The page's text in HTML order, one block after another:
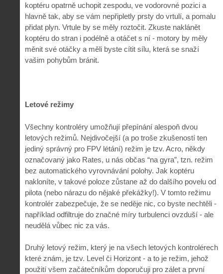
koptéru opatrně uchopit zespodu, ve vodorovné pozici a
hlavně tak, aby se vám nepřipletly prsty do vrtulí, a pomalu
přidat plyn. Vrtule by se měly roztočit. Zkuste naklánět
koptéru do stran i podélně a otáčet s ní - motory by měly
měnit své otáčky a měli byste cítit sílu, která se snaží
vašim pohybům bránit.
Letové režimy
Všechny kontroléry umožňují přepínání alespoň dvou
letových režimů. Nejdivočejší (a po troše zkušeností ten
jediný správný pro FPV létání) režim je tzv. Acro, někdy
označovaný jako Rates, u nás občas “na gyra”, tzn. režim
bez automatického vyrovnávání polohy. Jak koptéru
nakloníte, v takové poloze zůstane až do dalšího povelu od
pilota (nebo nárazu do nějaké překážky!). V tomto režimu
kontrolér zabezpečuje, že se neděje nic, co byste nechtěli -
například odfiltruje do značné míry turbulenci ovzduší - ale
neudělá vůbec nic za vás.
Druhý letový režim, který je na všech letových kontrolérech
které znám, je tzv. Level či Horizont - a to je režim, jehož
použití všem začátečníkům doporučuji pro zálet a první